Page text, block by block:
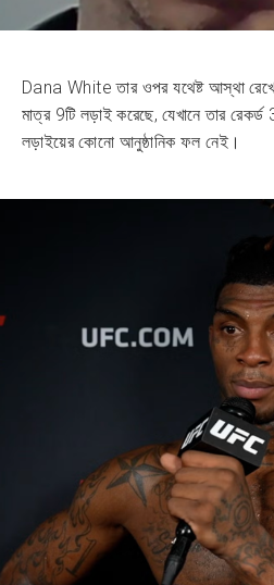
Dana White তার ওপর যথেষ্ট আস্থা
মাত্র 9টি লড়াই করেছে, যেখানে তার
লড়াইয়ের কোনো আনুষ্ঠানিক ফল নেই।